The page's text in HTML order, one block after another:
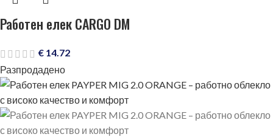
Работен елек CARGO DM
€ 14.72
Разпродадено